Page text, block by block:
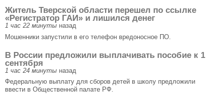
Житель Тверской области перешел по ссылке
«Регистратор ГАИ» и лишился денег
1 час 22 минуты назад
Мошенники запустили в его телефон вредоносное ПО.
В России предложили выплачивать пособие к 1
сентября
1 час 24 минуты назад
Федеральную выплату для сборов детей в школу предложили
ввести в Общественной палате РФ.